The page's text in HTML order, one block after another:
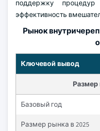
поддержку
эффективность
Рынок
Ключевой вывод
Размер
Базовый год
Размер рынка в 2025